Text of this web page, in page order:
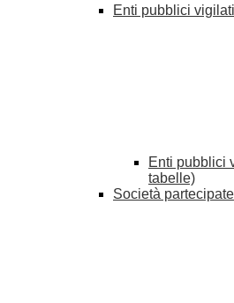
Enti pubblici vigilati
Enti pubblici
tabelle)
Società partecipate